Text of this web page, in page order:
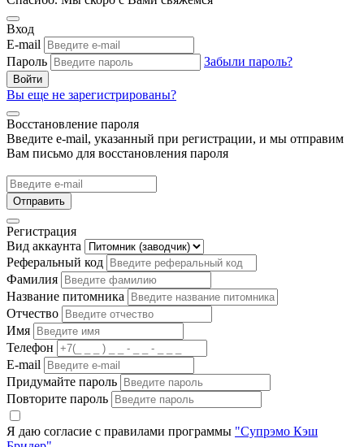
Вход
E-mail
Пароль
Забыли пароль?
Войти
Вы еще не зарегистрированы?
Восстановление пароля
Введите e-mail, указанный при регистрации, и мы отправим
Вам письмо для восстановления пароля
Отправить
Регистрация
Вид аккаунта
Реферальный код
Фамилия
Название питомника
Отчество
Имя
Телефон
E-mail
Придумайте пароль
Повторите пароль
Я даю согласие с правилами программы "Супрэмо Кэш